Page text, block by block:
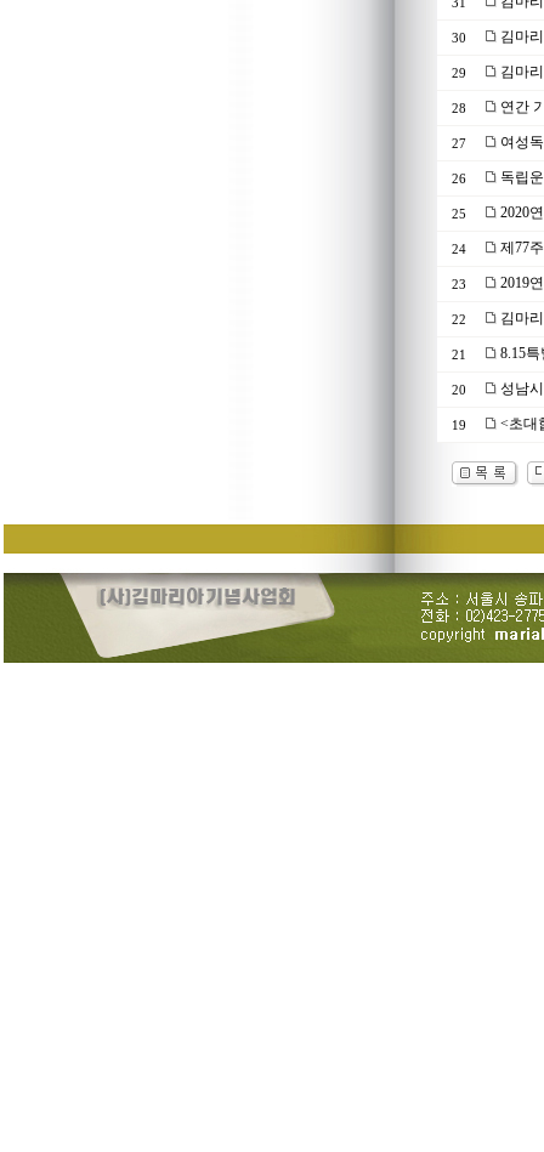
30 김마
29 김마
28 연간
27 여성
26 독립
25 2020
24 제77
23 2019
22 김마
21 8.15
20 성남
19 <초대